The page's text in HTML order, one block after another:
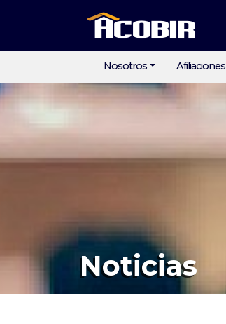
Nosotros Afiliaciones
Noticias